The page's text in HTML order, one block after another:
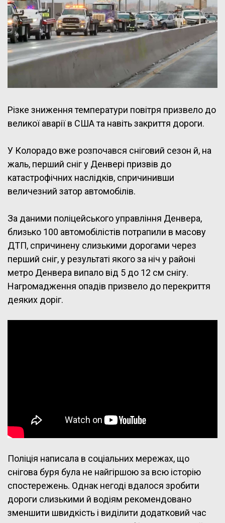
Різке зниження температури повітря призвело до
великої аварії в США та навіть закриття дороги.
У Колорадо вже розпочався сніговий сезон й, на
жаль, перший сніг у Денвері призвів до
катастрофічних наслідків, спричинивши
величезний затор автомобілів.
За даними поліцейського управління Денвера,
близько 100 автомобілістів потрапили в масову
ДТП, спричинену слизькими дорогами через
перший сніг, у результаті якого за ніч у районі
метро Денвера випало від 5 до 12 см снігу.
Нагромадження опадів призвело до перекриття
деяких доріг.
Поліція написала в соціальних мережах, що
снігова буря була не найгіршою за всю історію
спостережень. Однак негоді вдалося зробити
дороги слизькими й водіям рекомендовано
зменшити швидкість і виділити додатковий час